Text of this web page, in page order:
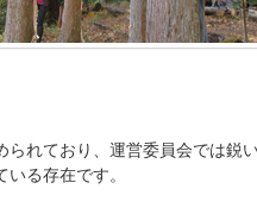
れており、運営委員会では鋭
る存在です。